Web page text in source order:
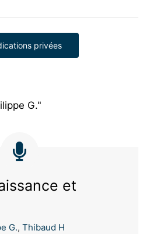
privées
G."
et
G., Thibaud H